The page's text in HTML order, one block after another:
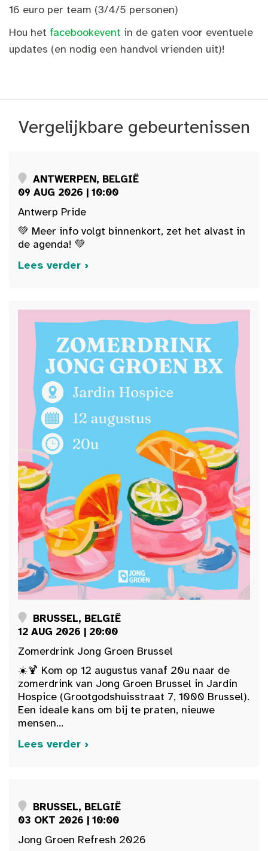
16 euro per team (3/4/5 personen)
Hou het facebookevent in de gaten voor eventuele
updates (en nodig een handvol vrienden uit)!
Vergelijkbare gebeurtenissen
ANTWERPEN, BELGIË
09 AUG 2026 | 10:00
Antwerp Pride
💚 Meer info volgt binnenkort, zet het alvast in
de agenda! 💚
Lees verder ›
BRUSSEL, BELGIË
12 AUG 2026 | 20:00
Zomerdrink Jong Groen Brussel
☀️🍹 Kom op 12 augustus vanaf 20u naar de
zomerdrink van Jong Groen Brussel in Jardin
Hospice (Grootgodshuisstraat 7, 1000 Brussel).
Een ideale kans om bij te praten, nieuwe
mensen...
Lees verder ›
BRUSSEL, BELGIË
03 OKT 2026 | 10:00
Jong Groen Refresh 2026